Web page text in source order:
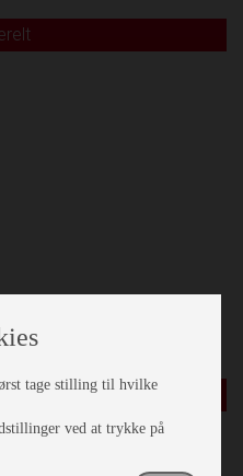
tage stilling til hvilke
ved at trykke på